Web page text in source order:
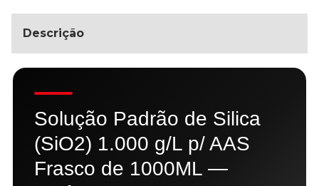
Descrição
Solução Padrão de Silica
(SiO2) 1.000 g/L p/ AAS
Frasco de 1000ML —